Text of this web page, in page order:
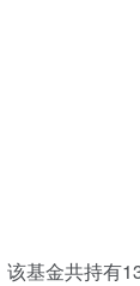
该基金共持有